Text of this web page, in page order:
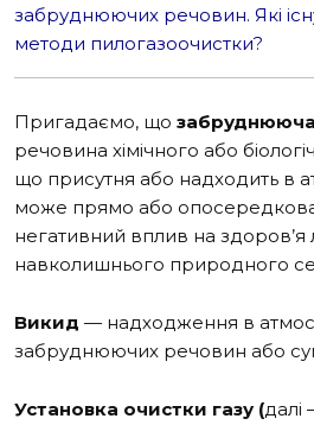
забруднюючих речовин. Які
методи пилогазоочистки?
Пригадаємо, що
речовина хімічного або
що присутня або надходить в
може прямо або
негативний вплив на здоров’я
навколишнього природного
Викид — надходження в
забруднюючих речовин або
Установка очистки газу (далі